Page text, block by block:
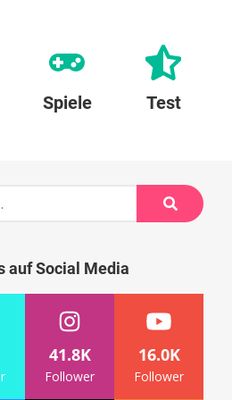
Spiele Test
Suche
auf Social Media
41.8K
Follower
16.0K
Follower